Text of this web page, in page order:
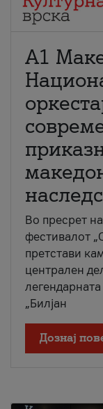
А1
Во пресрет
фестивалот
претстави
централен
„Билјан
Дознај